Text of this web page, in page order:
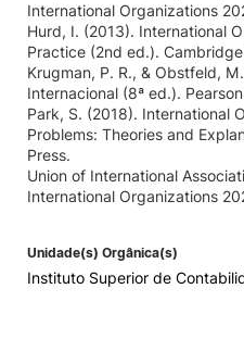
International Organizations
Hurd, I. (2013). International
Practice (2nd ed.).
Krugman, P. R., & Obstfeld,
Internacional (8ª ed.).
Park, S. (2018). International
Problems: Theories and
Press.
Union of International
International Organizations
Unidade(s) Orgânica(s)
Instituto Superior de